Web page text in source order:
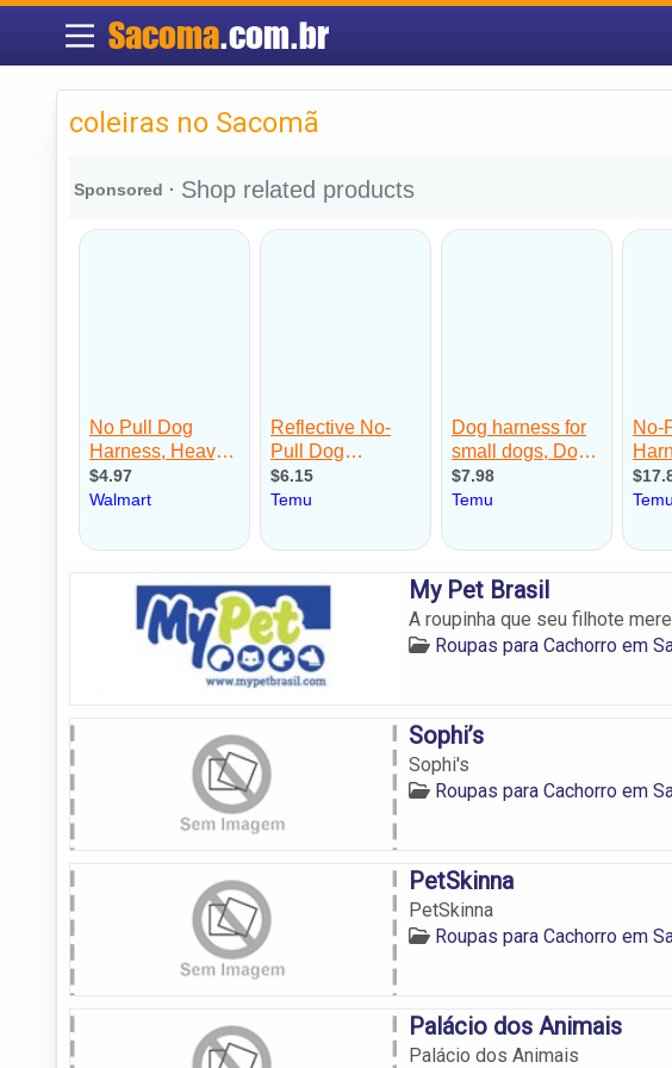
Sacoma.com.br
coleiras no Sacomã
My Pet Brasil
A roupinha que seu filhote
Roupas para Cachorro em
Sophi’s
Sophi's
Roupas para Cachorro em
PetSkinna
PetSkinna
Roupas para Cachorro em
Palácio dos Animais
Palácio dos Animais